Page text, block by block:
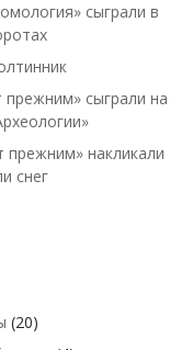
сыграли в
сыграли на
прежним» накликали
снег
(20)